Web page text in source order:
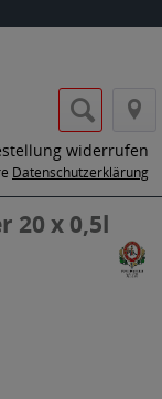
widerrufen
Datenschutzerklärung
20 x 0,5l